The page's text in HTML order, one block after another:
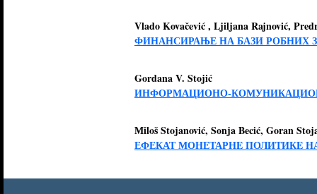
Vlado Kovačević , Ljiljana Rajnović,
ФИНАНСИРАЊЕ НА БАЗИ РОБНИХ
Gordana V. Stojić
ИНФОРМАЦИОНО-
Мiloš Stojanović, Sonja Becić, Goran
ЕФЕКАТ МОНЕТАРНE ПОЛИТИКE